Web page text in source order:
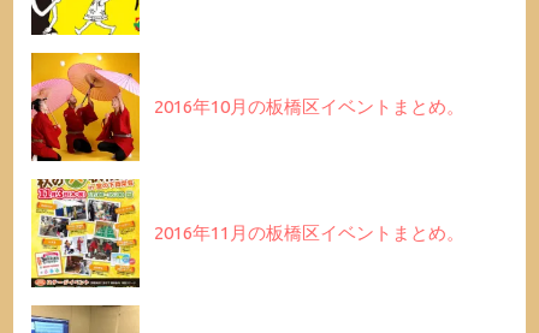
2016年10月の板橋区イベントまとめ。
2016年11月の板橋区イベントまとめ。